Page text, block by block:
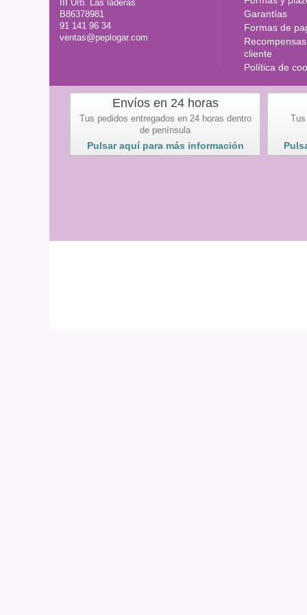
III Urb. Las laderas
B86378981
91 141 96 34
ventas@peplogar.com
Garantías
Formas de
cliente
Política de
Envíos en 24 horas
Tus pedidos entregados en 24 horas dentro
de península
Pulsar aquí para más información